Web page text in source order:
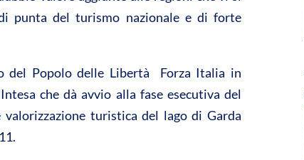
punta del turismo nazionale e di forte
del Popolo delle Libertà  Forza Italia in
che dà avvio alla fase esecutiva del
turistica del lago di Garda